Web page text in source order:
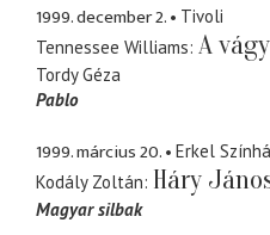
1999. december 2.
Tivoli
Tennessee Williams A
Tordy Géza
Pablo
1999. március 20.
Erkel
Kodály Zoltán Háry
Magyar silbak